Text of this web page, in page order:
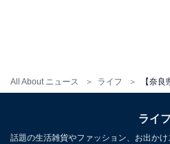
All About ニュース ライフ
※6歳未満は無料
土・日・祝：大人 700円、小人
ライフ
話題の生活雑貨やファッション、お出か